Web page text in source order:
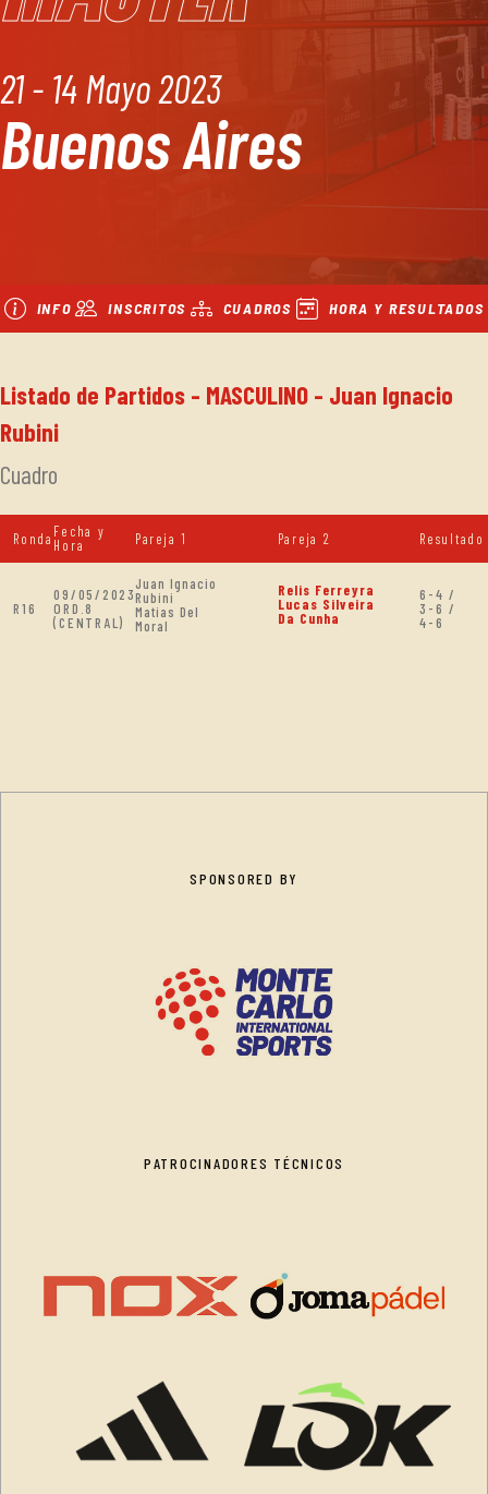
21 - 14 Mayo 2023
Buenos Aires
INFO INSCRITOS CUADROS HORA Y RESULTADOS
Listado de Partidos - MASCULINO - Juan Ignacio
Rubini
Cuadro
Ronda Fecha y
Hora
Pareja 1 Pareja 2 Resultado
R16
09/05/2023
ORD.8
(CENTRAL)
Juan Ignacio
Rubini
Matias Del
Moral
Relis Ferreyra
Lucas Silveira
Da Cunha
6-4 /
3-6 /
4-6
SPONSORED BY
PATROCINADORES TÉCNICOS